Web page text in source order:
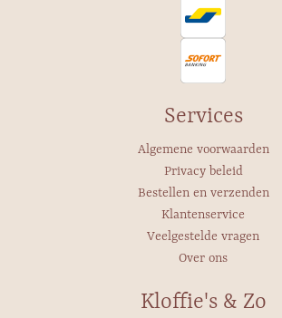
Services
Algemene voorwaarden
Privacy beleid
Bestellen en verzenden
Klantenservice
Veelgestelde vragen
Over ons
Kloffie's & Zo